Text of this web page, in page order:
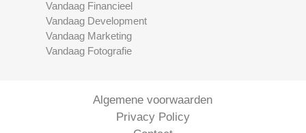
Vandaag Financieel
Vandaag Development
Vandaag Marketing
Vandaag Fotografie
Algemene voorwaarden
Privacy Policy